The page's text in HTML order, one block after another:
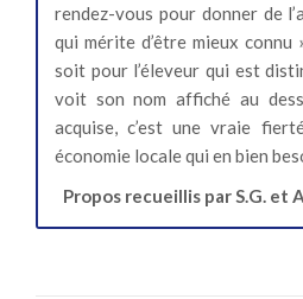
rendez-vous pour donner de
qui mérite d’être mieux
soit pour l’éleveur qui est
voit son nom affiché au
acquise, c’est une vraie
économie locale qui en bien
Propos recueillis par S.G. et